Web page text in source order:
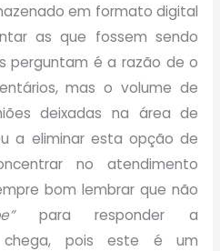
em formato digital
as que fossem sendo
perguntam é a razão de o
mas o volume de
deixadas na área de
a eliminar esta opção de
no atendimento
bom lembrar que não
para responder a
chega, pois este é um